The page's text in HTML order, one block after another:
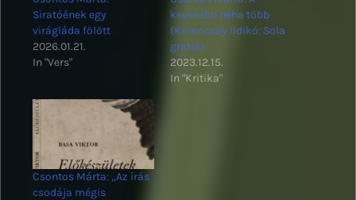
Siratóének egy
virágláda fölött
2026.01.21.
In "Vers"
kevesebb néha több
(Kamocsay Ildikó: Sola
gratia)
2023.12.15.
In "Kritika"
Csontos Márta: „Az írás
csodája mégis